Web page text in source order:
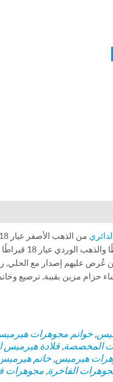
عُرض عليهم إصدار مع
حزام مزين بقببة, ترصيع
, خواتم مجوهرات
المخصصة, قلادة هيرميس
هيرميس, خاتم
الفاخرة, مجوهرات